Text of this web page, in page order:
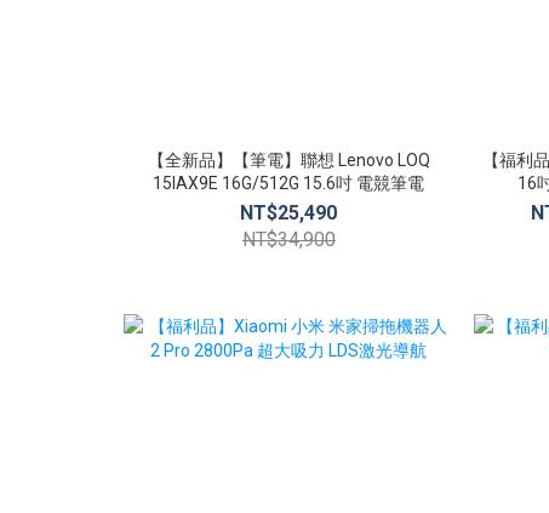
【全新品】【筆電】聯想 Lenovo LOQ
15IAX9E 16G/512G 15.6吋 電競筆電
NT$25,490
NT$34,900
【福利
16